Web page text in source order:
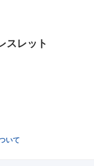
スレット
いて